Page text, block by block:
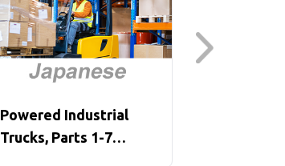
Powered Industrial
Trucks, Parts 1-7